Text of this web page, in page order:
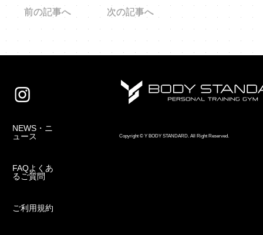
前の記事へ 次の記事へ
NEWS・ニ
ュース
FAQよくあ
るご質問
ご利用規約
Copyright © Y BODY STANDARD. All Right Reserved.